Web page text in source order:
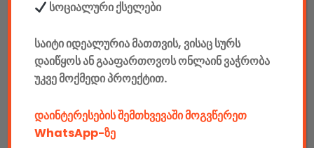
E-mobility
კომპიუტერები & აქსესუარები
ტელეფონები & აქსესუარები
კამერები & აქსესუარები
ნოუთბუქები & აქსესუარები
სოციალური ქსელები
საიტი იდეალურია მათთვის, ვისაც სურს
დაიწყოს ან გააფართოვოს ონლაინ ვაჭრობა
უკვე მოქმედი პროექტით.
დაინტერესების შემთხვევაში მოგვწერეთ
WhatsApp-ზე